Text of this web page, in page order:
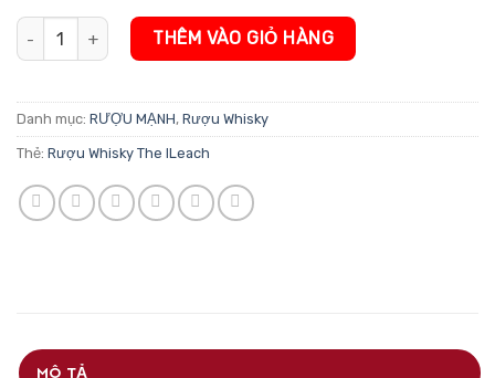
Rượu Whisky The ILeach số lượng
THÊM VÀO GIỎ HÀNG
Danh mục: RƯỢU MẠNH, Rượu Whisky
Thẻ: Rượu Whisky The ILeach
MÔ TẢ